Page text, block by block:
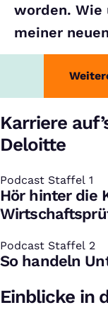
worden.
meiner
Karriere
Deloitte
Podcast Staffel 1
:
Hör hinter die
Podcast Staffel 2
:
So handeln
Einblicke in